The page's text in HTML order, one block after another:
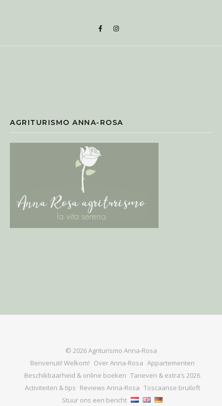
AGRITURISMO ANNA-ROSA
© 2026 Agriturismo Anna-Rosa
Benvenuti! Welkom! Over Anna-Rosa Appartementen
Beschikbaarheid & online boeken Tarieven & extra’s 2026
Activiteiten & tips Reviews Anna-Rosa Toscaanse bruiloft
Stuur ons een bericht